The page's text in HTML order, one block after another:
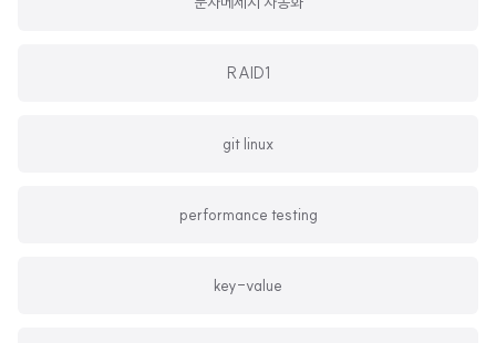
RAID1
git linux
performance testing
key-value